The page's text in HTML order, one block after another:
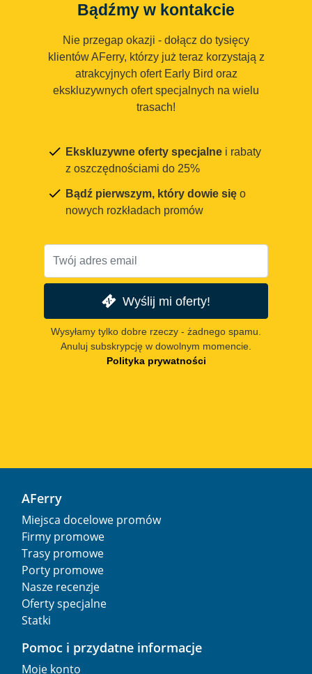
Bądźmy w kontakcie
Nie przegap okazji - dołącz do tysięcy
klientów AFerry, którzy już teraz korzystają z
atrakcyjnych ofert Early Bird oraz
ekskluzywnych ofert specjalnych na wielu
trasach!
Ekskluzywne oferty specjalne i rabaty
z oszczędnościami do 25%
Bądź pierwszym, który dowie się o
nowych rozkładach promów
Wyślij mi oferty!
Wysyłamy tylko dobre rzeczy - żadnego spamu.
Anuluj subskrypcję w dowolnym momencie.
Polityka prywatności
AFerry
Miejsca docelowe promów
Firmy promowe
Trasy promowe
Porty promowe
Nasze recenzje
Oferty specjalne
Statki
Pomoc i przydatne informacje
Moje konto